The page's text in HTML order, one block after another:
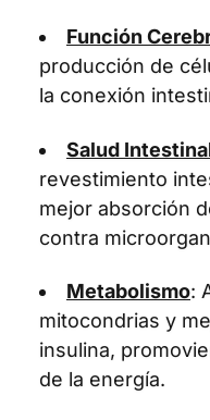
Función
producción de
la conexión
Salud
revestimiento
mejor absorción
contra
Metabolismo:
mitocondrias y
insulina,
de la energía.